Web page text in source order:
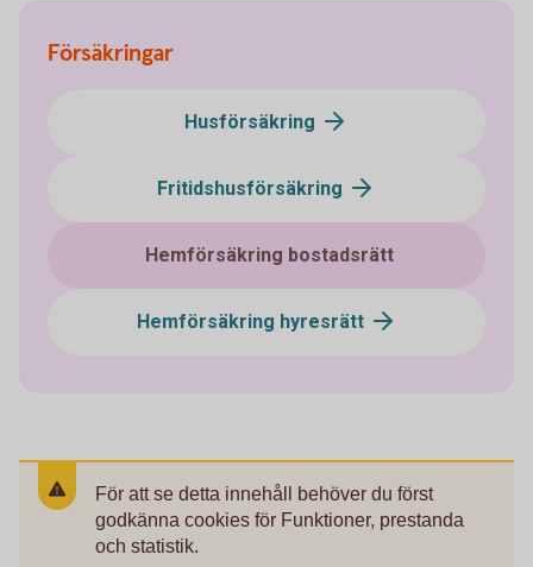
Försäkringar
Husförsäkring
Fritidshusförsäkring
Hemförsäkring bostadsrätt
Hemförsäkring hyresrätt
För att se detta innehåll behöver du först
godkänna cookies för Funktioner, prestanda
och statistik.